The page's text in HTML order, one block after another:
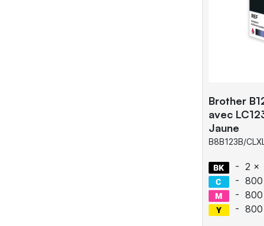
Brother
avec
Jaune
B8B123B/
- 2 x
- 800
- 800
- 800